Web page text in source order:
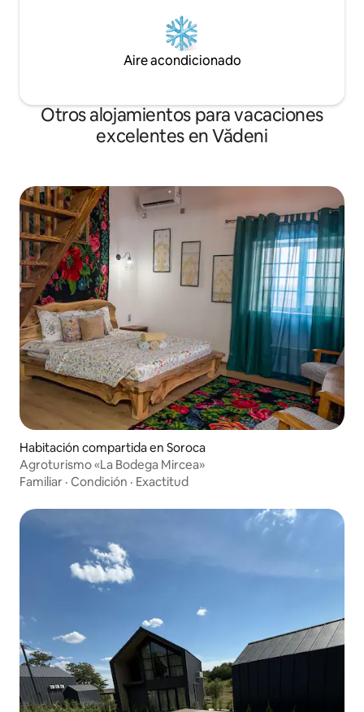
Aire acondicionado
Otros alojamientos para vacaciones
excelentes en Vădeni
Habitación compartida en Soroca
Agroturismo «La Bodega Mircea»
Familiar · Condición · Exactitud